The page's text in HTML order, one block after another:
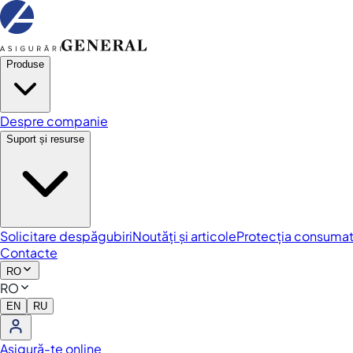
Produse
Despre companie
Suport și resurse
Solicitare despăgubiriNoutăți și articoleProtecția
Contacte
RO
RO
EN RU
Asigură-te online